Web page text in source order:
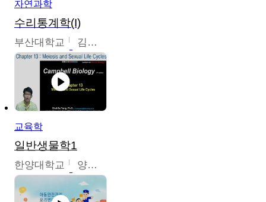
자연과학
수리통계학(I)
부산대학교 김충락
교육학
일반생물학1
한양대학교 양철수